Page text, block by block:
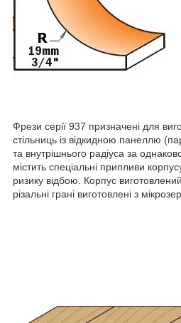
Фрези серії 937 призначені для
стільниць із відкидною панеллю
та внутрішнього радіуса за
містить спеціальні припливи
ризику відбою. Корпус виготовлений
різальні грані виготовлені з